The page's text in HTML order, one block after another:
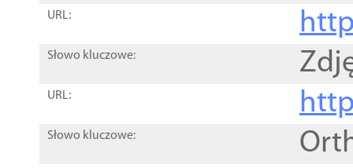
URL:
Słowo kluczowe:
URL:
Słowo kluczowe: